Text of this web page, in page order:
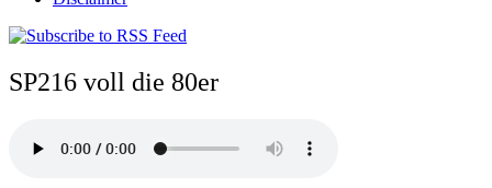
SP216 voll die 80er